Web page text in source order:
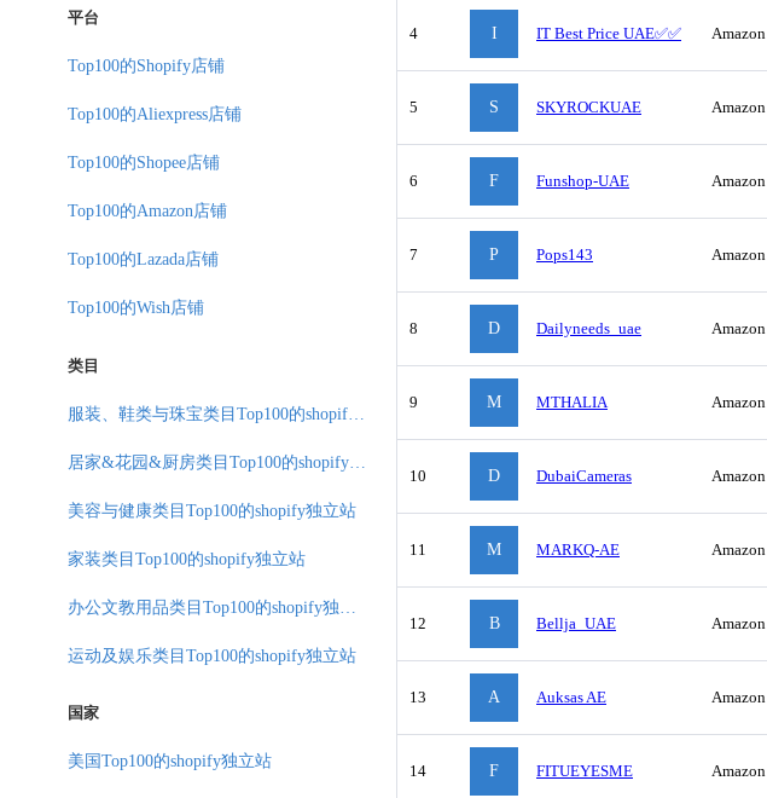
4 I IT Best Price UAE✅✅ Amazon
5 S SKYROCKUAE Amazon
6 F Funshop-UAE Amazon
7 P Pops143 Amazon
8 D Dailyneeds_uae Amazon
9 M MTHALIA Amazon
10 D DubaiCameras Amazon
11 M MARKQ-AE Amazon
12 B Bellja_UAE Amazon
13 A Auksas AE Amazon
14 F FITUEYESME Amazon
平台
Top100的Shopify店铺
Top100的Aliexpress店铺
Top100的Shopee店铺
Top100的Amazon店铺
Top100的Lazada店铺
Top100的Wish店铺
类目
美容与健康类目Top100的shopify独立站
家装类目Top100的shopify独立站
运动及娱乐类目Top100的shopify独立站
国家
美国Top100的shopify独立站